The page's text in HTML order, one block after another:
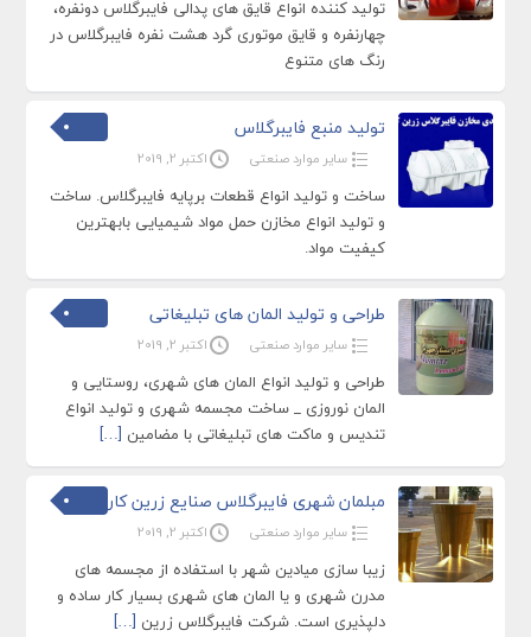
تولید کننده انواع قایق های پدالی فایبرگلاس دونفره،
چهارنفره و قایق موتوری گرد هشت نفره فایبرگلاس در
رنگ های متنوع
تولید منبع فایبرگلاس
سایر موارد صنعتی اکتبر 2, 2019
ساخت و تولید انواع قطعات برپایه فایبرگلاس. ساخت
و تولید انواع مخازن حمل مواد شیمیایی بابهترین
کیفیت مواد.
طراحی و تولید المان های تبلیغاتی
سایر موارد صنعتی اکتبر 2, 2019
طراحی و تولید انواع المان های شهری، روستایی و
المان نوروزی _ ساخت مجسمه شهری و تولید انواع
تندیس و ماکت های تبلیغاتی با مضامین […]
مبلمان شهری فایبرگلاس صنایع زرین کار
سایر موارد صنعتی اکتبر 2, 2019
زیبا سازی میادین شهر با استفاده از مجسمه های
مدرن شهری و یا المان های شهری بسیار کار ساده و
دلپذیری است. شرکت فایبرگلاس زرین […]